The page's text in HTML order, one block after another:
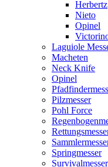
Herbertz
Nieto
Opinel
Laguiole
Macheten
Neck Knife
Opinel
Pilzmesser
Pohl Force
Springmesser
Survivalmesser